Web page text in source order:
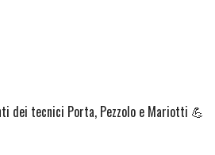
dei tecnici Porta, Pezzolo e Mariotti 💪